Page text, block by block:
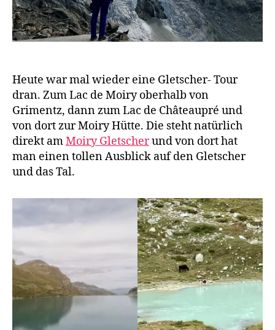
Heute war mal wieder eine Gletscher- Tour
dran. Zum Lac de Moiry oberhalb von
Grimentz, dann zum Lac de Châteaupré und
von dort zur Moiry Hütte. Die steht natürlich
direkt amMoiry Gletscherund von dort hat
man einen tollen Ausblick auf den Gletscher
und das Tal.